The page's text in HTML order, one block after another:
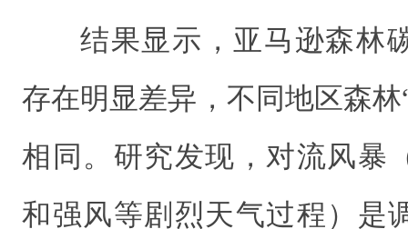
结果显示，亚马逊森林
存在明显差异，不同地区森
相同。研究发现， 对流风暴
和强风等剧烈天气过程）是